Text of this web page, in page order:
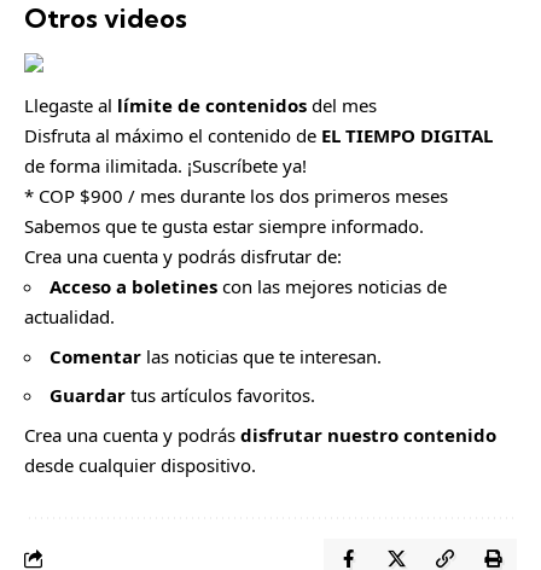
Otros videos
Llegaste al límite de contenidos del mes
Disfruta al máximo el contenido de EL TIEMPO DIGITAL
de forma ilimitada. ¡Suscríbete ya!
* COP $900 / mes durante los dos primeros meses
Sabemos que te gusta estar siempre informado.
Crea una cuenta y podrás disfrutar de:
Acceso a boletines con las mejores noticias de
actualidad.
Comentar las noticias que te interesan.
Guardar tus artículos favoritos.
Crea una cuenta y podrás disfrutar nuestro contenido
desde cualquier dispositivo.